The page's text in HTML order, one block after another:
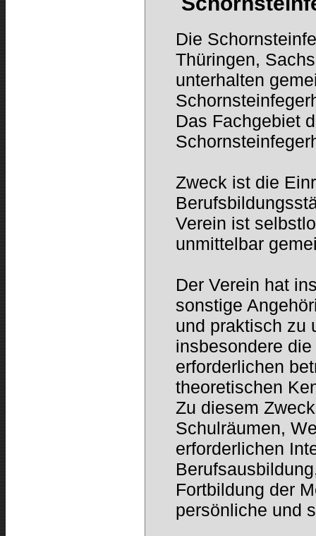
Die
Thüringen,
unterhalten
Das Fachgebiet
Zweck ist die
Verein ist
unmittelbar
Der Verein hat
sonstige
und praktisch zu
insbesondere
erforderlichen
theoretischen
Zu diesem
Schulräumen,
erforderlichen
Fortbildung der
persönliche und